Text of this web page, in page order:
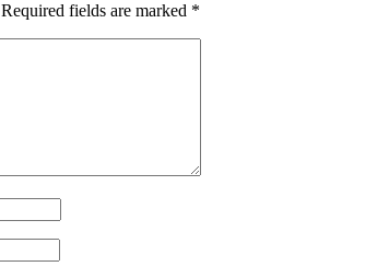
Required fields are marked *